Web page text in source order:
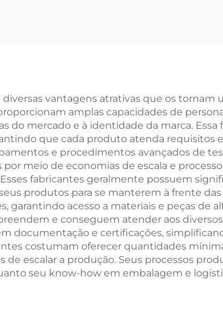
Pedais Comuns
vantagens atrativas que os tornam
amplas capacidades de
mercado e à identidade da marca.
que cada produto atenda requisitos
e procedimentos avançados de
meio de economias de escala e
fabricantes geralmente possuem
produtos para se manterem à frente
acesso a materiais e peças de
e conseguem atender aos
documentação e certificações,
costumam oferecer quantidades
escalar a produção. Seus processos
seu know-how em embalagem e